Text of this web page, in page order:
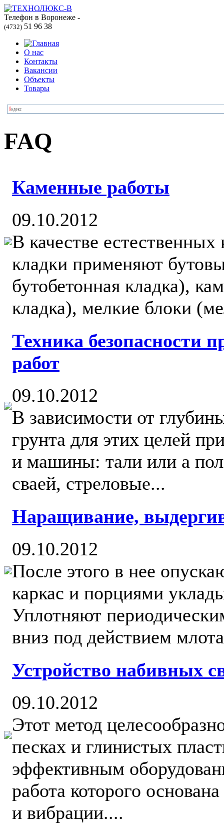
Телефон в Воронеже -
(4732) 51 96 38
О нас
Контакты
Вакансии
Объекты
Товары
FAQ
Каменные работы
09.10.2012
В качестве
кладки применяют
бутобетонная кладка),
кладка), мелкие блоки
Техника безопасности
работ
09.10.2012
В зависимости от
грунта для этих целей
и машины: тали или а
сваей, стреловые...
Наращивание,
09.10.2012
После этого в нее
каркас и порциями
Уплотняют
вниз под действием
Устройство набивных
09.10.2012
Этот метод
песках и глинистых
эффективным
работа которого
и вибрации....